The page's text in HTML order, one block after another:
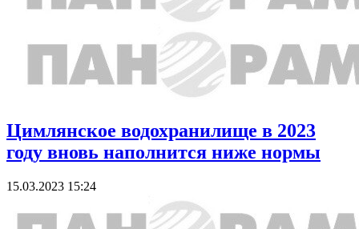
Цимлянское водохранилище в 2023
году вновь наполнится ниже нормы
15.03.2023 15:24